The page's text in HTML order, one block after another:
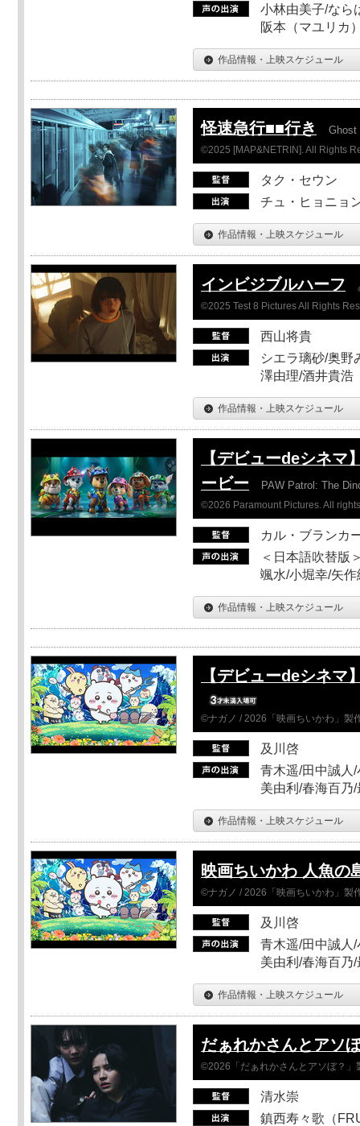
小林由美子/なら
阪本（マユリカ
作品情報・上映スケジュール
怪速急行■■行き Ghost
©2025 [MAP&NETRIN]. All Rights
タク・セウン
チュ・ヒョニョ
作品情報・上映スケジュール
インビジブルハーフ
©2025 Test 8 Pictures All Rights
西山将貴
シエラ璃砂/奥野
澤由理/酒井貴浩
作品情報・上映スケジュール
【デビューdeシネマ
ービー
PAW Patrol: The
©2026 Paramount Pictures. All
カル・ブランカ
＜日本語吹替版
颯水/小堀幸/矢作
作品情報・上映スケジュール
【デビューdeシネマ
©ナガノ / 2026「映画ちいかわ」製
及川啓
青木遥/田中誠人
美由利/春海百乃
作品情報・上映スケジュール
映画ちいかわ 人魚の
©ナガノ / 2026「映画ちいかわ」製
及川啓
青木遥/田中誠人
美由利/春海百乃
作品情報・上映スケジュール
だぁれかさんとアソ
©2026「だぁれかさんとアソぼ？」
清水崇
鎮西寿々歌（